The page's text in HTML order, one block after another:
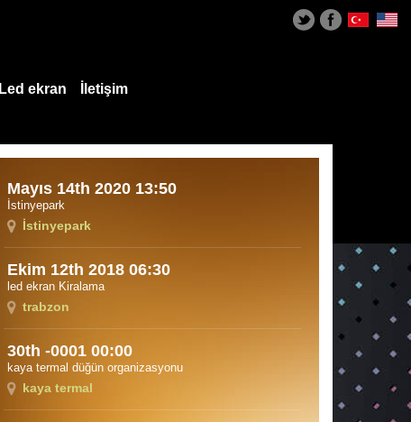
Led ekran İletişim
Mayıs 14th 2020 13:50
İstinyepark
İstinyepark
Ekim 12th 2018 06:30
led ekran Kiralama
trabzon
30th -0001 00:00
kaya termal düğün organizasyonu
kaya termal